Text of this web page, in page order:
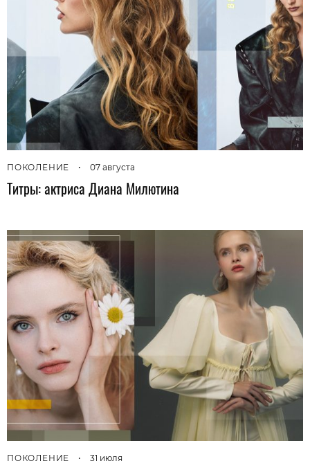
ПОКОЛЕНИЕ • 07 августа
Титры: актриса Диана Милютина
ПОКОЛЕНИЕ • 31 июля